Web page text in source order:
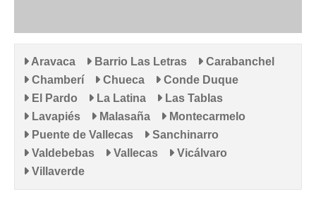
Aravaca Barrio Las Letras
Carabanchel
Chamberí
Chueca
Conde Duque
El Pardo
La Latina
Las Tablas
Lavapiés
Malasaña
Montecarmelo
Puente de Vallecas
Sanchinarro
Valdebebas
Vallecas
Vicálvaro
Villaverde